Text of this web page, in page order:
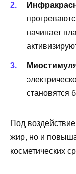
начинает
становятся
Под
жир, но и
косметических